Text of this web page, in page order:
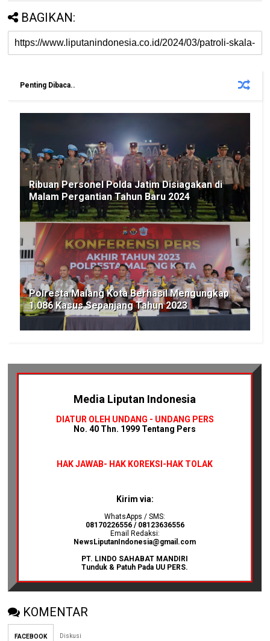
BAGIKAN:
Penting Dibaca..
Ribuan Personel Polda Jatim Disiagakan di
Malam Pergantian Tahun Baru 2024
Polresta Malang Kota Berhasil Mengungkap
1.086 Kasus Sepanjang Tahun 2023
Media Liputan Indonesia
DIATUR OLEH UNDANG - UNDANG PERS
No. 40 Thn. 1999 Tentang Pers
HAK JAWAB- HAK KOREKSI-HAK TOLAK
Kirim via:
WhatsApps / SMS:
08170226556 / 08123636556
Email Redaksi:
NewsLiputanIndonesia@gmail.com
PT. LINDO SAHABAT MANDIRI
Tunduk & Patuh Pada UU PERS.
KOMENTAR
FACEBOOK Diskusi